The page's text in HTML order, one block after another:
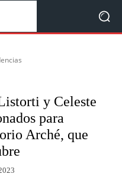
y Celeste
para
Arché, que